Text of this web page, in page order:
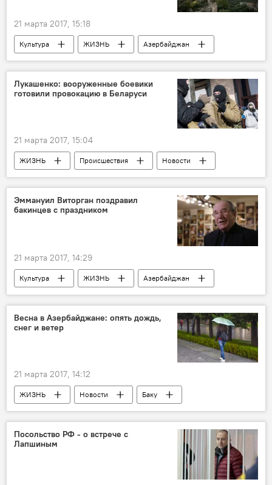
21 марта 2017, 15:18
Культура ЖИЗНЬ
Азербайджан
Новости
Новости мира
США
Мугам
тар
"Дети поют мугам"
Лукашенко: вооруженные боевики
готовили провокацию в Беларуси
21 марта 2017, 15:04
ЖИЗНЬ Происшествия
Новости
Новости мира
Беларусь
Президент Беларуси Александр Лукашенко
боевики
вооружение провокация
Эммануил Виторган поздравил
бакинцев с праздником
21 марта 2017, 14:29
Культура ЖИЗНЬ
Азербайджан
Новости
Россия
Россия
Эммануил Виторган
поздравление
Весна в Азербайджане: опять дождь,
снег и ветер
21 марта 2017, 14:12
ЖИЗНЬ Новости
Баку
Абшеронский полуостров
Министерство экологии и природных ресурсов АР
осадки
Посольство РФ - о встрече с
Лапшиным